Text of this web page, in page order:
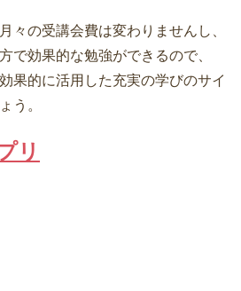
々の受講会費は変わりませんし、
で効果的な勉強ができるので、
果的に活用した充実の学びのサイ
う。
リ